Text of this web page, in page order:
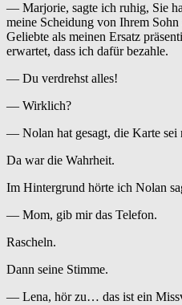
— Marjorie, sagte ich ruhig, Sie
meine Scheidung von Ihrem
Geliebte als meinen Ersatz
erwartet, dass ich dafür bezahle.
— Du verdrehst alles!
— Wirklich?
— Nolan hat gesagt, die Karte sei
Da war die Wahrheit.
Im Hintergrund hörte ich Nolan
— Mom, gib mir das Telefon.
Rascheln.
Dann seine Stimme.
— Lena, hör zu… das ist ein